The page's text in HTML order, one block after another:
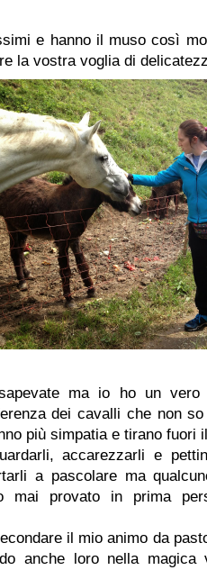
e hanno il muso così
la vostra voglia di
ma io ho un
dei cavalli che non
più simpatia e tirano fuori
accarezzarli e
a pascolare ma
mai provato in prima
il mio animo da
anche loro nella